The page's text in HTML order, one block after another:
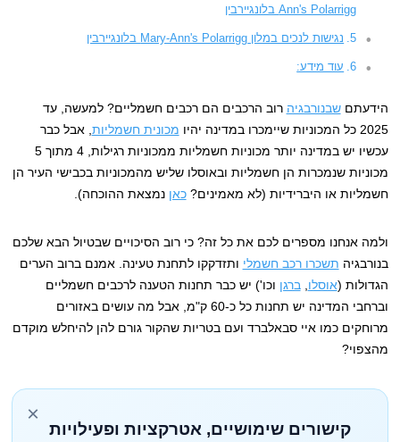
Ann's Polarrigg בלונגיירבין
נגישות לנכים במלון Mary-Ann's Polarrigg בלונגיירבין
עוד מידע:
הידעתםשבנורבגיה רוב הרכבים הם רכבים חשמליים? למעשה, עד
2025 כל המכוניות שיימכרו במדינה יהיו
מכונית חשמליות , אבל כבר
עכשיו יש במדינה יותר מכוניות חשמליות ממכוניות רגילות, 4 מתוך 5
מכוניות שנמכרות הן חשמליות ובאוסלו שליש מהמכוניות בכבישי העיר הן
חשמליות או היברידיות (לא מאמינים?כאן נמצאת ההוכחה).
ולמה אנחנו מספרים לכם את כל זה? כי רוב הסיכויים שבטיול הבא שלכם
בנורבגיה תשכרו רכב חשמלי ותזדקקו לתחנת טעינה. אמנם ברוב הערים
הגדולות (אוסלו ,ברגן וכו') יש כבר תחנות הטענה לרכבים חשמליים
וברחבי המדינה יש תחנות כל כ-60 ק"מ, אבל מה עושים באזורים
מרוחקים כמו איי סבאלברד ועם בטריות שהקור גורם להן להיחלש מוקדם
מהצפוי?
×
קישורים שימושיים, אטרקציות ופעילויות